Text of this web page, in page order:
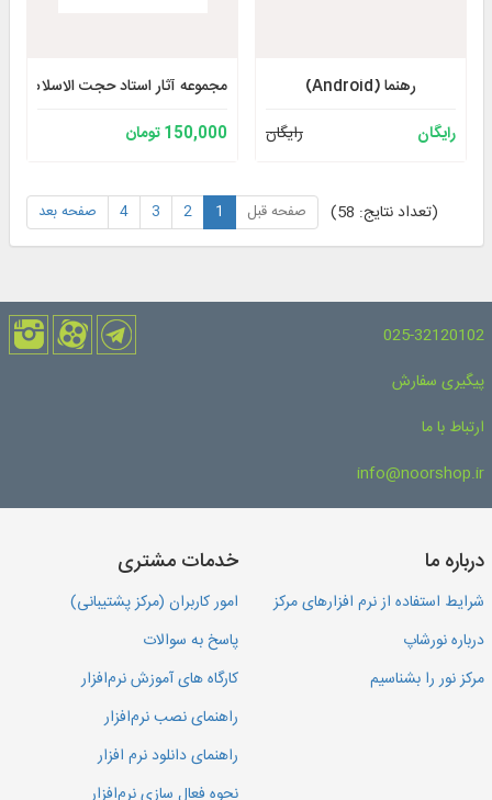
رهنما (Android)
رایگان
رایگان
مجموعه آثار استاد حجت الاسلام و
150,000 تومان
(تعداد نتایج: 58) صفحه قبل 1
2
3
4 صفحه بعد
025-32120102
پیگیری سفارش
ارتباط با ما
info@noorshop.ir
درباره ما
شرایط استفاده از نرم افزارهای مرکز
درباره نورشاپ
مرکز نور را بشناسیم
خدمات مشتری
امور کاربران (مرکز پشتیبانی)
پاسخ به سوالات
کارگاه های آموزش نرم‌افزار
راهنمای نصب نرم‌افزار
راهنمای دانلود نرم افزار
نحوه فعال سازی نرم‌افزار